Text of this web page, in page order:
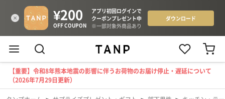
【重要】令和8年熊本地震の影響に伴うお荷物のお届け停止・遅延について
（2026年7月29日更新）